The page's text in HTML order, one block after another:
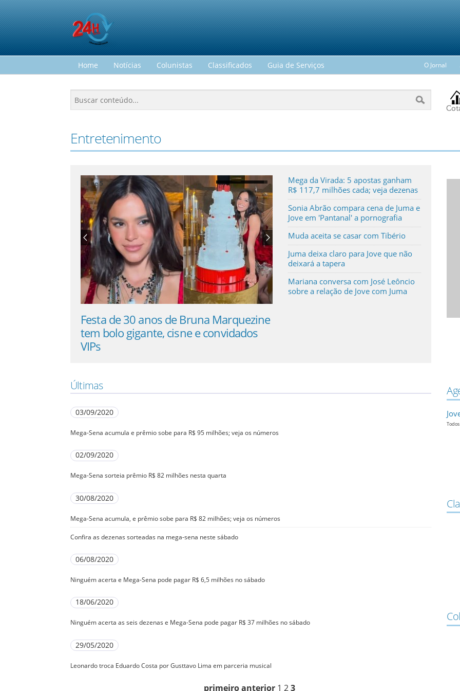
Home Notícias Colunistas Classificados Guia de Serviços O Jornal
Entretenimento
Festa de 30 anos de Bruna Marquezine
tem bolo gigante, cisne e convidados
VIPs
1 de5
Mega da Virada: 5 apostas ganham
R$ 117,7 milhões cada; veja dezenas
Sonia Abrão compara cena de Juma e
Jove em 'Pantanal' a pornografia
Muda aceita se casar com Tibério
Juma deixa claro para Jove que não
deixará a tapera
Mariana conversa com José Leôncio
sobre a relação de Jove com Juma
Últimas
03/09/2020
Mega-Sena acumula e prêmio sobe para R$ 95 milhões; veja os números
02/09/2020
Mega-Sena sorteia prêmio R$ 82 milhões nesta quarta
30/08/2020
Mega-Sena acumula, e prêmio sobe para R$ 82 milhões; veja os números
Confira as dezenas sorteadas na mega-sena neste sábado
06/08/2020
Ninguém acerta e Mega-Sena pode pagar R$ 6,5 milhões no sábado
18/06/2020
Ninguém acerta as seis dezenas e Mega-Sena pode pagar R$ 37 milhões no sábado
29/05/2020
Leonardo troca Eduardo Costa por Gusttavo Lima em parceria musical
primeiroanterior 1 23